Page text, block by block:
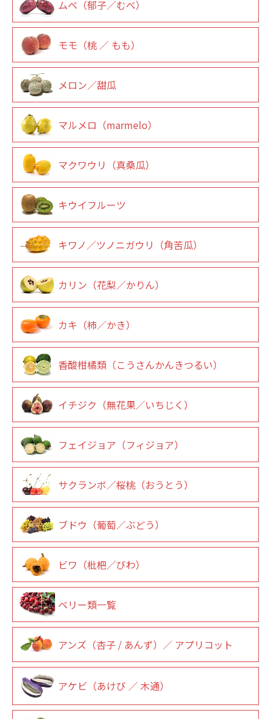
ムベ（郁子／むべ）
モモ（桃 ／ もも）
メロン／甜瓜
マルメロ（marmelo）
マクワウリ（真桑瓜）
キウイフルーツ
キワノ／ツノニガウリ（角苦瓜）
カリン（花梨／かりん）
カキ（柿／かき）
香酸柑橘類（こうさんかんきつるい）
イチジク（無花果／いちじく）
フェイジョア（フィジョア）
サクランボ／桜桃（おうとう）
ブドウ（葡萄／ぶどう）
ビワ（枇杷／びわ）
ベリー類一覧
アンズ（杏子 / あんず）／ アプリコット
アケビ（あけび ／ 木通）